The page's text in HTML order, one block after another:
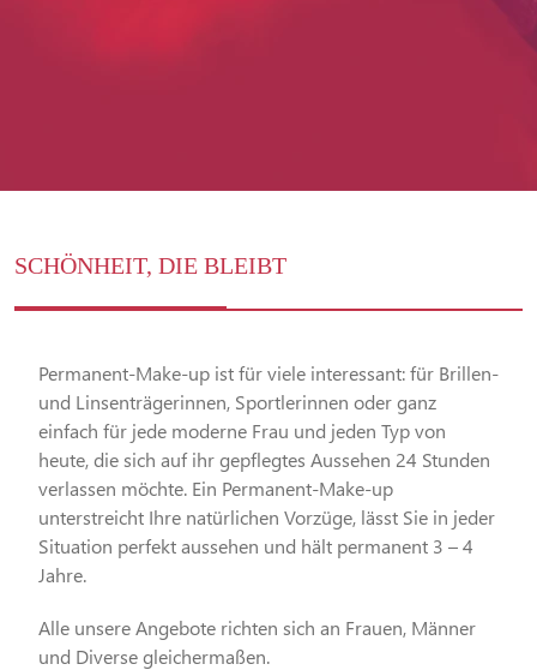
SCHÖNHEIT, DIE BLEIBT
Permanent-Make-up ist für viele interessant: für Brillen-
und Linsenträgerinnen, Sportlerinnen oder ganz
einfach für jede moderne Frau und jeden Typ von
heute, die sich auf ihr gepflegtes Aussehen 24 Stunden
verlassen möchte. Ein Permanent-Make-up
unterstreicht Ihre natürlichen Vorzüge, lässt Sie in jeder
Situation perfekt aussehen und hält permanent 3 – 4
Jahre.
Alle unsere Angebote richten sich an Frauen, Männer
und Diverse gleichermaßen.